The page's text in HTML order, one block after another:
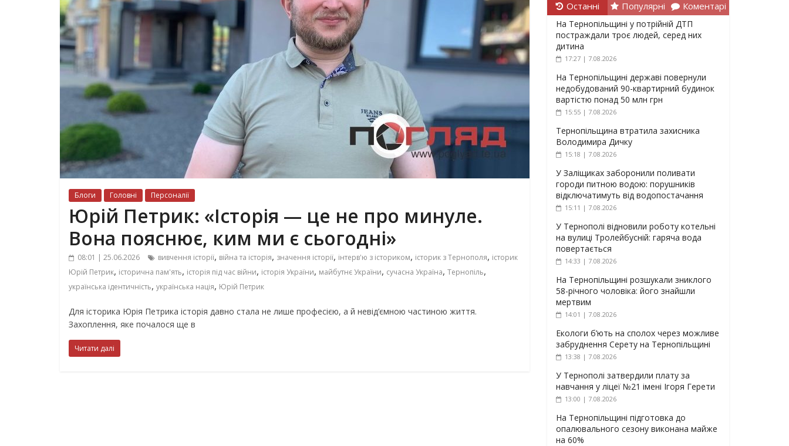
Блоги Головні Персоналії
Юрій Петрик: «Історія — це не про минуле.
Вона пояснює, ким ми є сьогодні»
08:01 | 25.06.2026 вивчення історії, війна та історія, значення історії, інтерв'ю з істориком, історик з Тернополя, історик
Юрій Петрик, історична пам'ять, історія під час війни, історія України, майбутнє України, сучасна Україна, Тернопіль,
українська ідентичність, українська нація, Юрій Петрик
Для історика Юрія Петрика історія давно стала не лише професією, а й невід’ємною частиною життя.
Захоплення, яке почалося ще в
Читати далі
Останні Популярні Коментарі
На Тернопільщині у потрійній ДТП
постраждали троє людей, серед них
дитина
17:27 | 7.08.2026
На Тернопільщині державі повернули
недобудований 90-квартирний будинок
вартістю понад 50 млн грн
15:55 | 7.08.2026
Тернопільщина втратила захисника
Володимира Дичку
15:18 | 7.08.2026
У Заліщиках заборонили поливати
городи питною водою: порушників
відключатимуть від водопостачання
15:11 | 7.08.2026
У Тернополі відновили роботу котельні
на вулиці Тролейбусній: гаряча вода
повертається
14:33 | 7.08.2026
На Тернопільщині розшукали зниклого
58-річного чоловіка: його знайшли
мертвим
14:01 | 7.08.2026
Екологи б’ють на сполох через можливе
забруднення Серету на Тернопільщині
13:38 | 7.08.2026
У Тернополі затвердили плату за
навчання у ліцеї №21 імені Ігоря Герети
13:00 | 7.08.2026
На Тернопільщині підготовка до
опалювального сезону виконана майже
на 60%